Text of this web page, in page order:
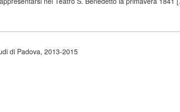
di Padova, 2013-2015